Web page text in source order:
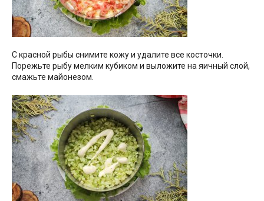
С красной рыбы снимите кожу и удалите все косточки.
Порежьте рыбу мелким кубиком и выложите на яичный слой,
смажьте майонезом.